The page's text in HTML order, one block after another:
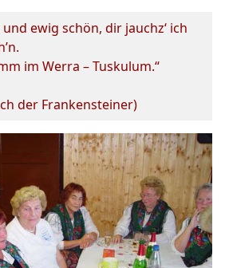
ewig schön, dir jauchz‘ ich
im Werra – Tuskulum.“
der Frankensteiner)